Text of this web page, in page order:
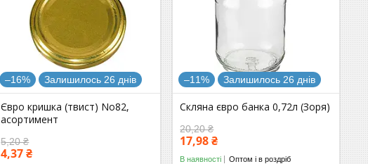
–16% Залишилось 26 днів
Євро кришка (твист) No82,
асортимент
5,20 ₴
4,37 ₴
–11% Залишилось 26 днів
Скляна євро банка 0,72л (Зоря)
20,20 ₴
17,98 ₴
В наявності Оптом і в роздріб